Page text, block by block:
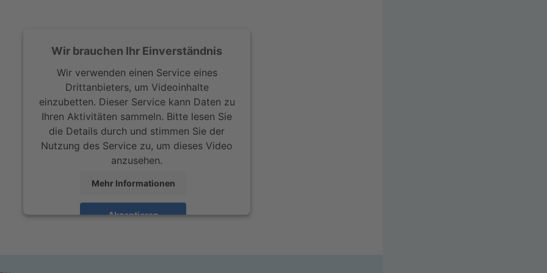
Wir brauchen Ihr Einverständnis
Wir verwenden einen Service eines
Drittanbieters, um Videoinhalte
einzubetten. Dieser Service kann Daten zu
Ihren Aktivitäten sammeln. Bitte lesen Sie
die Details durch und stimmen Sie der
Nutzung des Service zu, um dieses Video
anzusehen.
Mehr Informationen
Akzeptieren